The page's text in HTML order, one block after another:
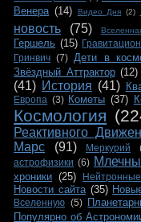
Венера (14) Видео Дня (2)
новость
(75)
Гершель (15)
Гринвич (7) Дети в
Звёздный Аттрактор (12)
(41) История (41)
Европа (3) Кометы (37)
Космология
Реактивного
Марс
(91) Меркурий
астрофизики (6)
хроники (25)
Новости сайта (35)
Вселенную (5)
Популярно об